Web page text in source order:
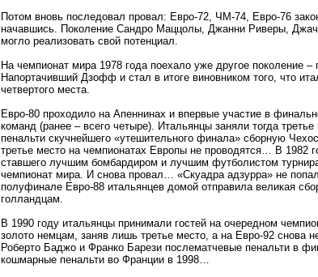
Потом вновь последовал провал: Евро-72, ЧМ-74, Евро-76
начавшись. Поколение Сандро Маццолы, Джанни Риверы,
могло реализовать свой потенциал.
На чемпионат мира 1978 года поехало уже другое поколение
Напортачивший Дзофф и стал в итоге виновником того, что
четвертого места.
Евро-80 проходило на Апеннинах и впервые участие в
команд (ранее – всего четыре). Итальянцы заняли тогда
пенальти скучнейшего «утешительного финала» сборную
третье место на чемпионатах Европы не проводятся… В 1982
ставшего лучшим бомбардиром и лучшим футболистом
чемпионат мира. И снова провал… «Скуадра адзурра» не
полуфинале Евро-88 итальянцев домой отправила великая
голландцам.
В 1990 году итальянцы принимали гостей на очередном
золото немцам, заняв лишь третье место, а на Евро-92 снова
Роберто Баджо и Франко Барези послематчевые пенальти в
кошмарные пенальти во Франции в 1998…